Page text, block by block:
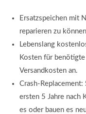
Ersatzspeichen mit
reparieren zu
Lebenslang
Kosten für
Versandkosten an.
Crash-
ersten 5 Jahre nach
es oder bauen es